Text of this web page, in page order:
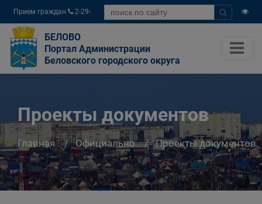
Прием граждан
2-29-
04
БЕЛОВО
Портал Администрации
Беловского городского округа
Проекты документов
Главная Официально Проекты документов